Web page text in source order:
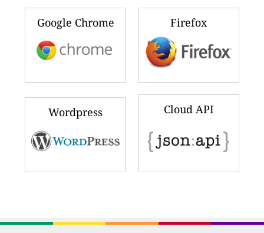
Google Chrome Firefox
Wordpress Cloud API